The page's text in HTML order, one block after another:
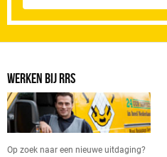
WERKEN BIJ RRS
Op zoek naar een nieuwe uitdaging?